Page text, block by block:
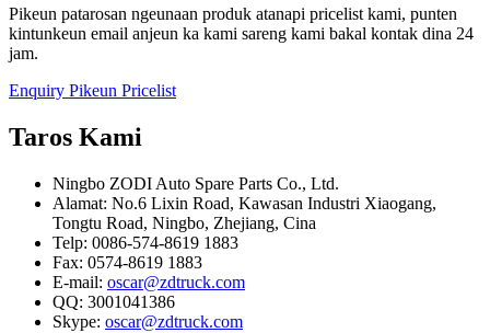
Pikeun patarosan ngeunaan produk atanapi pricelist kami, punten
kintunkeun email anjeun ka kami sareng kami bakal kontak dina 24
jam.
Enquiry Pikeun Pricelist
Taros Kami
Ningbo ZODI Auto Spare Parts Co., Ltd.
Alamat: No.6 Lixin Road, Kawasan Industri Xiaogang,
Tongtu Road, Ningbo, Zhejiang, Cina
Telp: 0086-574-8619 1883
Fax: 0574-8619 1883
E-mail: oscar@zdtruck.com
QQ: 3001041386
Skype: oscar@zdtruck.com